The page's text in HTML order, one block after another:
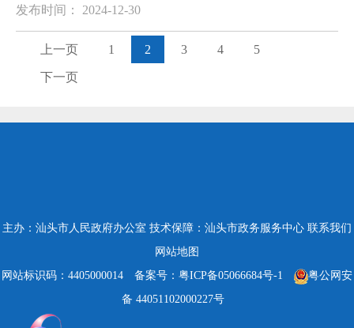
发布时间： 2024-12-30
上一页 1 2 3 4 5
下一页
主办：汕头市人民政府办公室 技术保障：汕头市政务服务中心 联系我们
网站地图
网站标识码：4405000014
备案号：粤ICP备05066684号-1
粤公网安
备 44051102000227号